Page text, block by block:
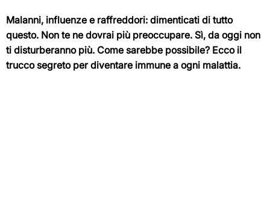
Malanni, influenze e raffreddori: dimenticati di tutto
questo. Non te ne dovrai più preoccupare. Sì, da oggi non
ti disturberanno più. Come sarebbe possibile? Ecco il
trucco segreto per diventare immune a ogni malattia.